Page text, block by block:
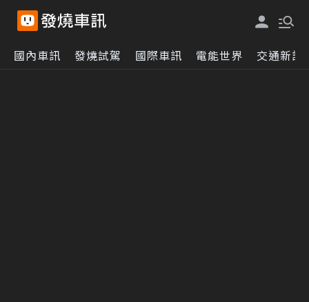
國內車訊 發燒試駕 國際車訊 電能世界 交通新訊